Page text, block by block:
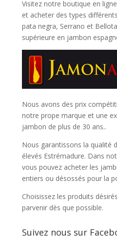
Visitez notre boutique en
et acheter des types
pata negra, Serrano et Bellota
supérieure en jambon
Nous avons des prix
notre prope marque et une
jambon de plus de 30 ans..
Nous garantissons la qualité
élevés Estrémadure. Dans
vous pouvez acheter les
entiers ou désossés pour la
Choisissez les produits
parvenir dès que possible.
Suivez nous sur